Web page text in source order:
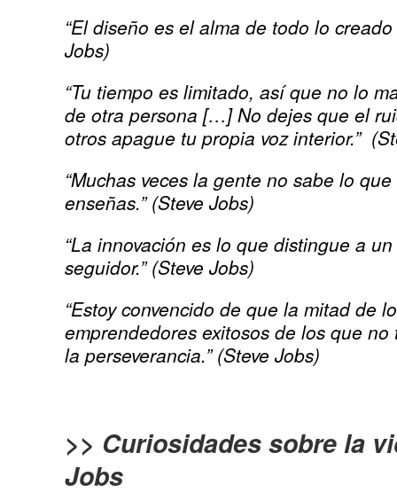
“El diseño es el alma de todo lo
Jobs)
“Tu tiempo es limitado, así que no lo
de otra persona […] No dejes que el
otros apague tu propia voz interior.”
“Muchas veces la gente no sabe lo
enseñas.” (Steve Jobs)
“La innovación es lo que distingue a
seguidor.” (Steve Jobs)
“Estoy convencido de que la mitad de
emprendedores exitosos de los que no
la perseverancia.” (Steve Jobs)
>> Curiosidades sobre la
Jobs